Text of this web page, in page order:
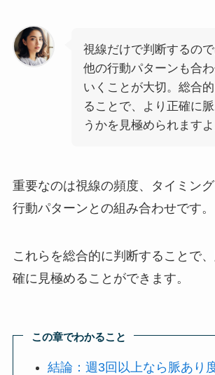
視線だけで判断するので
他の行動パターンも合
いくことが大切。総合
ることで、より正確に
うかを見極められますよ
重要なのは視線の頻度、タイミン
行動パターンとの組み合わせです。
これらを総合的に判断することで
確に見極めることができます。
この章でわかること
結論：週3回以上なら脈あり